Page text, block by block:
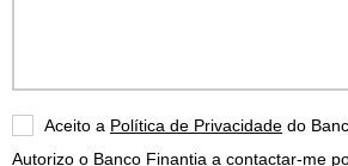
Aceito a Política de Privacidade do
Autorizo o Banco Finantia a contactar-me